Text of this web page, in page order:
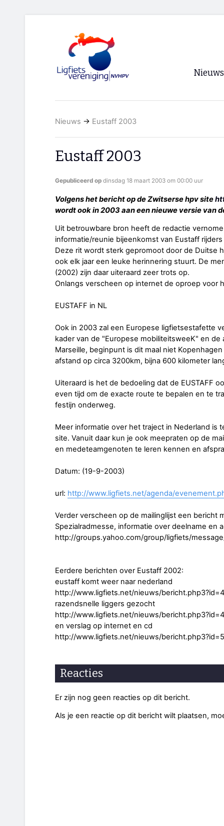
Nieuws
Nieuws → Eustaff 2003
Eustaff 2003
Gepubliceerd op dinsdag 18 maart 2003 om 00:00 uur
Volgens het bericht op de Zwitserse hpv site
wordt ook in 2003 aan een nieuwe versie van
Uit betrouwbare bron heeft de redactie
informatie/reunie bijeenkomst van Eustaff
Deze rit wordt sterk gepromoot door de Duitse
ook elk jaar een leuke herinnering stuurt. De
(2002) zijn daar uiteraard zeer trots op.
Onlangs verscheen op internet de oproep voor
EUSTAFF in NL
Ook in 2003 zal een Europese ligfietsestafette
kader van de "Europese mobiliteitsweeK" en
Marseille, beginpunt is dit maal niet
afstand op circa 3200km, bijna 600 kilometer
Uiteraard is het de bedoeling dat de EUSTAFF
even tijd om de exacte route te bepalen en te
festijn onderweg.
Meer informatie over het traject in Nederland is
site. Vanuit daar kun je ook meepraten op de
en medeteamgenoten te leren kennen en
Datum: (19-9-2003)
url: http://www.ligfiets.net/agenda/
Verder verscheen op de mailinglijst een bericht
Spezialradmesse, informatie over deelname en
http://groups.yahoo.com/group/ligfiets/
Eerdere berichten over Eustaff 2002:
eustaff komt weer naar nederland
http://www.ligfiets.net/nieuws/
razendsnelle liggers gezocht
http://www.ligfiets.net/nieuws/
en verslag op internet en cd
http://www.ligfiets.net/nieuws/
Reacties
Er zijn nog geen reacties op dit bericht.
Als je een reactie op dit bericht wilt plaatsen,